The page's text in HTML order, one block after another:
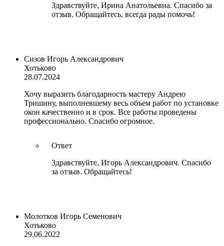
Здравствуйте, Ирина Анатольевна. Спасибо за
отзыв. Обращайтесь, всегда рады помочь!
Сизов Игорь Александрович
Хотьково
28.07.2024
Хочу выразить благодарность мастеру Андрею
Тришину, выполневшему весь объем работ по установке
окон качественно и в срок. Все работы проведены
профессионально. Спасибо огромное.
Ответ
Здравствуйте, Игорь Александрович. Спасибо
за отзыв. Обращайтесь!
Молотков Игорь Семенович
Хотьково
29.06.2022